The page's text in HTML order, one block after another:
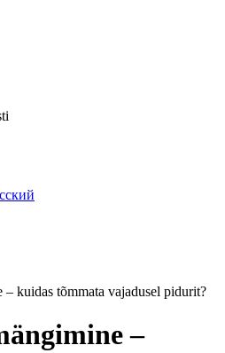
– kuidas tõmmata vajadusel pidurit?
–